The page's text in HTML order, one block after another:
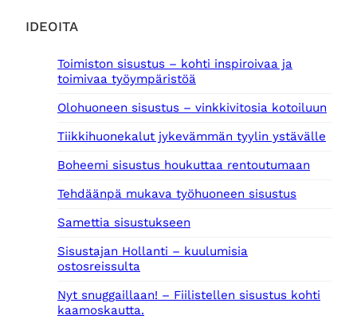
IDEOITA
Toimiston sisustus – kohti inspiroivaa ja
toimivaa työympäristöä
Olohuoneen sisustus – vinkkivitosia kotoiluun
Tiikkihuonekalut jykevämmän tyylin ystävälle
Boheemi sisustus houkuttaa rentoutumaan
Tehdäänpä mukava työhuoneen sisustus
Samettia sisustukseen
Sisustajan Hollanti – kuulumisia
ostosreissulta
Nyt snuggaillaan! – Fiilistellen sisustus kohti
kaamoskautta.